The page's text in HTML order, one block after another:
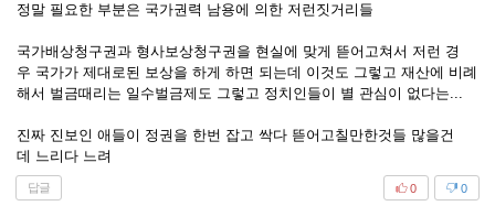
정말 필요한 부분은 국가권력 남용에 의한 저런짓거리들
국가배상청구권과 형사보상청구권을 현실에 맞게 뜯어고쳐서 저런 경
우 국가가 제대로된 보상을 하게 하면 되는데 이것도 그렇고 재산에 비례
해서 벌금때리는 일수벌금제도 그렇고 정치인들이 별 관심이 없다는...
진짜 진보인 애들이 정권을 한번 잡고 싹다 뜯어고칠만한것들 많을건
데 느리다 느려
답글 0
0